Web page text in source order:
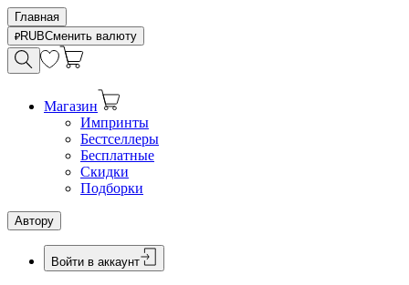
Главная
RUBСменить валюту
Магазин
Импринты
Бестселлеры
Бесплатные
Скидки
Подборки
Автору
Войти в аккаунт